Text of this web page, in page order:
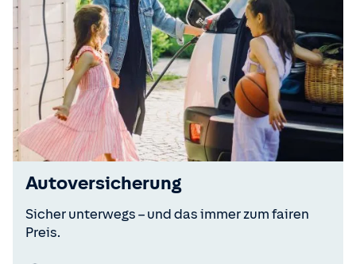
Autoversicherung
Sicher unterwegs – und das immer zum fairen
Preis.